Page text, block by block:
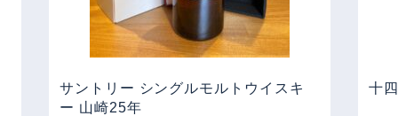
サントリー シングルモルトウイスキ
ー 山崎25年
十